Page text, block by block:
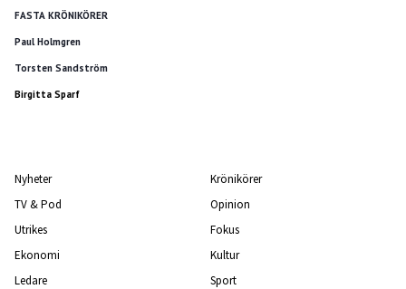
FASTA KRÖNIKÖRER
Paul Holmgren
Torsten Sandström
Birgitta Sparf
Nyheter
TV & Pod
Utrikes
Ekonomi
Ledare
Krönikörer
Opinion
Fokus
Kultur
Sport